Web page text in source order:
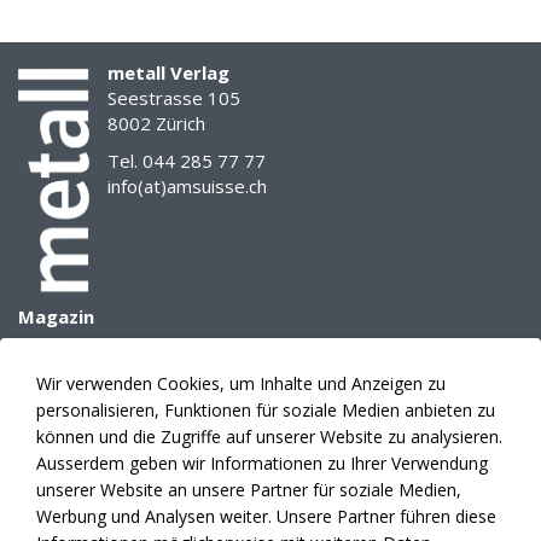
Cyberattacke
(zum
Beispiel
mit
einem
Verschlüsselungstrojaner)
wiederhergestellt
werden
können.
Solche
Back-
ups
vom
System
unabhängig
sein.
Hierbei
sind
metall Verlag
Seestrasse 105
8002 Zürich
Tel. 044 285 77 77
info(at)amsuisse.ch
Magazin
Archiv
E-Paper
Mediadaten
Themenplanung
Anzeigen
Verlag
Abonnement
Wir verwenden Cookies, um Inhalte und Anzeigen zu
personalisieren, Funktionen für soziale Medien anbieten zu
können und die Zugriffe auf unserer Website zu analysieren.
Ausserdem geben wir Informationen zu Ihrer Verwendung
unserer Website an unsere Partner für soziale Medien,
Werbung und Analysen weiter. Unsere Partner führen diese